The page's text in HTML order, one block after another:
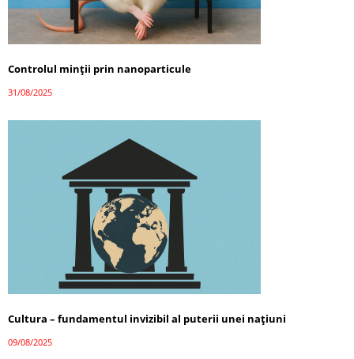
Controlul minții prin nanoparticule
31/08/2025
Cultura – fundamentul invizibil al puterii unei națiuni
09/08/2025